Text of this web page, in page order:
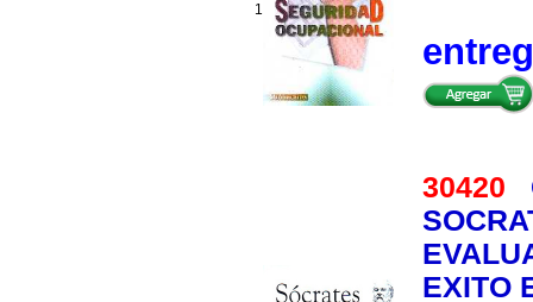
1
30420
EXITO